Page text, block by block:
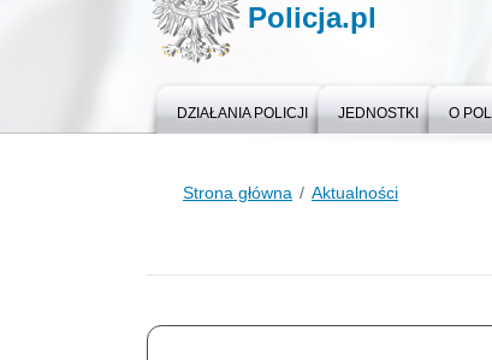
Policja.pl
DZIAŁANIA POLICJI JEDNOSTKI O
Strona główna Aktualności